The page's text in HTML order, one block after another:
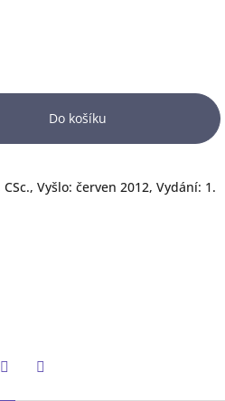
Do košíku
Vyšlo: červen 2012, Vydání: 1.